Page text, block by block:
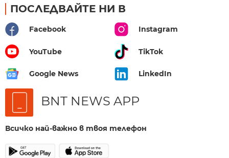
ПОСЛЕДВАЙТЕ НИ В
Facebook Instagram
YouTube TikTok
Google News LinkedIn
BNT NEWS APP
Всичко най-важно в твоя телефон